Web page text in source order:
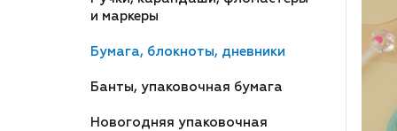
и маркеры
Бумага, блокноты, дневники
Банты, упаковочная бумага
Новогодняя упаковочная